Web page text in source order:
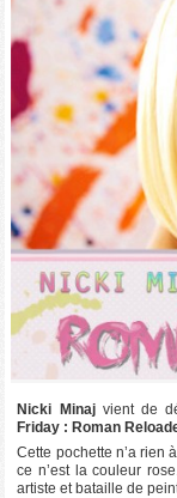
Nicki Minajvient de
Friday : Roman
Cette pochette n’a rien
ce n’est la couleur
artiste et bataille de